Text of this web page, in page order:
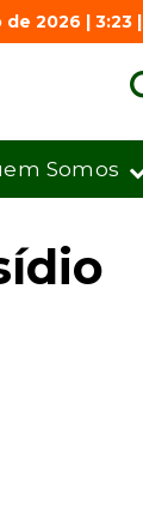
2026 | 3:23 |
Somos